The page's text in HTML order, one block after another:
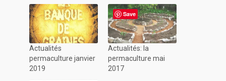
Actualités
permaculture janvier
2019
Actualités: la
permaculture mai
2017
Save